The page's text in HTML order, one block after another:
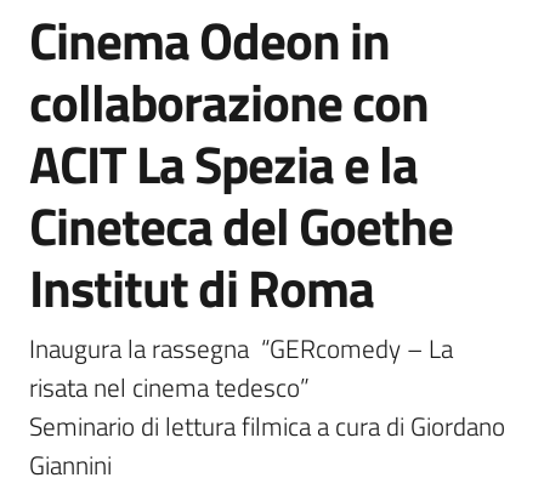
Civile
Medaglia
d'argento
al Valor
Militare
Amministrazione
Novità
Menu selezionato
Salta al contenuto
Cinema Odeon in
collaborazione con
ACIT La Spezia e la
Cineteca del Goethe
Institut di Roma
Inaugura la rassegna  “GERcomedy – La
risata nel cinema tedesco”
Seminario di lettura filmica a cura di Giordano
Giannini